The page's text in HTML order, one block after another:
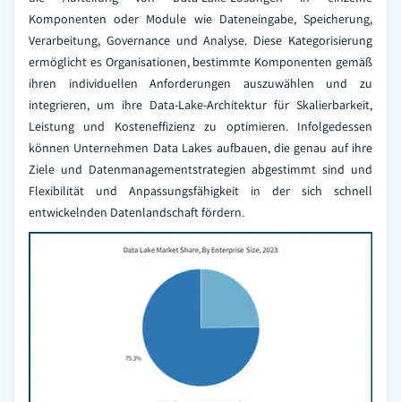
Komponenten oder Module wie Dateneingabe, Speicherung,
Verarbeitung, Governance und Analyse. Diese Kategorisierung
ermöglicht es Organisationen, bestimmte Komponenten gemäß
ihren individuellen Anforderungen auszuwählen und zu
integrieren, um ihre Data-Lake-Architektur für Skalierbarkeit,
Leistung und Kosteneffizienz zu optimieren. Infolgedessen
können Unternehmen Data Lakes aufbauen, die genau auf ihre
Ziele und Datenmanagementstrategien abgestimmt sind und
Flexibilität und Anpassungsfähigkeit in der sich schnell
entwickelnden Datenlandschaft fördern.